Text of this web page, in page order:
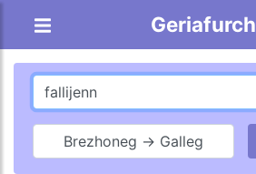
Geriafurch
Brezhoneg → Galleg